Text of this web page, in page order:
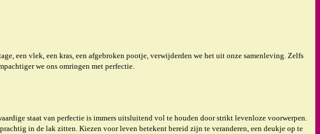
een vlek, een kras, een afgebroken pootje, verwijderden we het uit onze samenleving. Zelfs
we ons omringen met perfectie.
staat van perfectie is immers uitsluitend vol te houden door strikt levenloze voorwerpen.
in de lak zitten. Kiezen voor leven betekent bereid zijn te veranderen, een deukje op te